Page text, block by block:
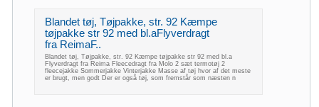
Blandet tøj, Tøjpakke, str. 92 Kæmpe
tøjpakke str 92 med bl.aFlyverdragt
fra ReimaF..
Blandet tøj, Tøjpakke, str. 92 Kæmpe tøjpakke str 92 med bl.a
Flyverdragt fra Reima Fleecedragt fra Molo 2 sæt termotøj 2
fleecejakke Sommerjakke Vinterjakke Masse af tøj hvor af det meste
er brugt, men godt Der er også tøj, som fremstår som næsten n